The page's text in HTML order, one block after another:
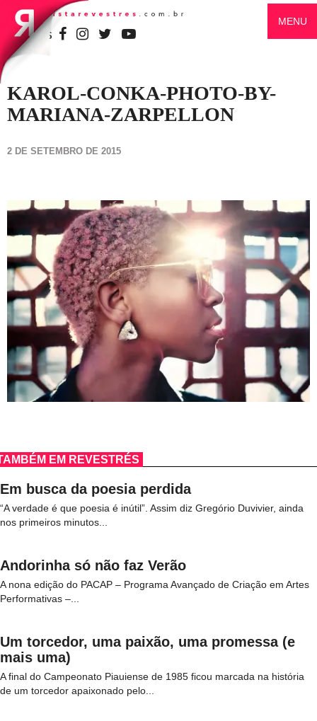
SIGA-NOS
MENU
KAROL-CONKA-PHOTO-BY-
MARIANA-ZARPELLON
2 DE SETEMBRO DE 2015
EM REVESTRÉS
Em busca da poesia perdida
“A verdade é que poesia é inútil”. Assim diz Gregório Duvivier, ainda
nos primeiros minutos...
Andorinha só não faz Verão
A nona edição do PACAP – Programa Avançado de Criação em Artes
Performativas –...
Um torcedor, uma paixão, uma promessa (e
mais uma)
A final do Campeonato Piauiense de 1985 ficou marcada na história
de um torcedor apaixonado pelo...